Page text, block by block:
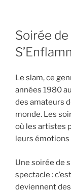
Soirée
Le slam, ce
années 1980
des amateurs
monde. Les
où les artistes
leurs émotions
Une soirée de
spectacle :
deviennent